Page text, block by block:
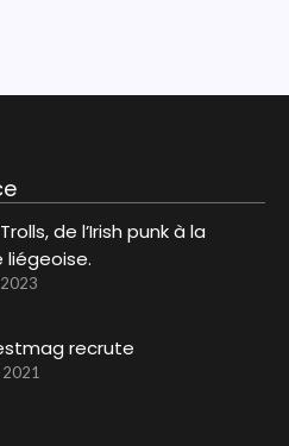
de l’Irish punk à la
liégeoise.
recrute